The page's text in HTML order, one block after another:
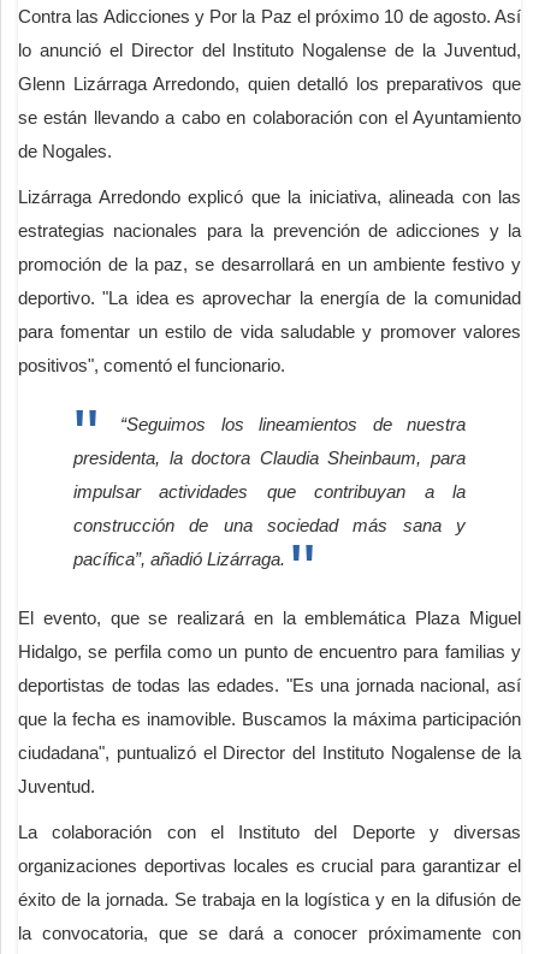
Contra las Adicciones y Por la Paz el próximo 10 de agosto. Así
lo anunció el Director del Instituto Nogalense de la Juventud,
Glenn Lizárraga Arredondo, quien detalló los preparativos que
se están llevando a cabo en colaboración con el Ayuntamiento
de Nogales.
Lizárraga Arredondo explicó que la iniciativa, alineada con las
estrategias nacionales para la prevención de adicciones y la
promoción de la paz, se desarrollará en un ambiente festivo y
deportivo. "La idea es aprovechar la energía de la comunidad
para fomentar un estilo de vida saludable y promover valores
positivos", comentó el funcionario.
“Seguimos los lineamientos de nuestra
presidenta, la doctora Claudia Sheinbaum, para
impulsar actividades que contribuyan a la
construcción de una sociedad más sana y
pacífica”, añadió Lizárraga.
El evento, que se realizará en la emblemática Plaza Miguel
Hidalgo, se perfila como un punto de encuentro para familias y
deportistas de todas las edades. "Es una jornada nacional, así
que la fecha es inamovible. Buscamos la máxima participación
ciudadana", puntualizó el Director del Instituto Nogalense de la
Juventud.
La colaboración con el Instituto del Deporte y diversas
organizaciones deportivas locales es crucial para garantizar el
éxito de la jornada. Se trabaja en la logística y en la difusión de
la convocatoria, que se dará a conocer próximamente con